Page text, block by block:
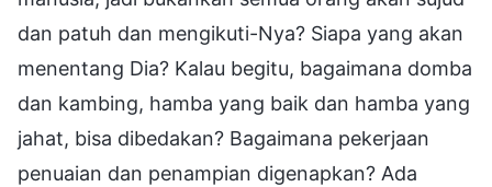
dan patuh dan mengikuti-Nya? Siapa yang akan
menentang Dia? Kalau begitu, bagaimana domba
dan kambing, hamba yang baik dan hamba yang
jahat, bisa dibedakan? Bagaimana pekerjaan
penuaian dan penampian digenapkan? Ada